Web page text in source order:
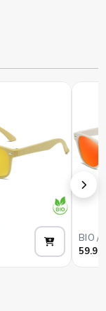
Añadir
BIO /